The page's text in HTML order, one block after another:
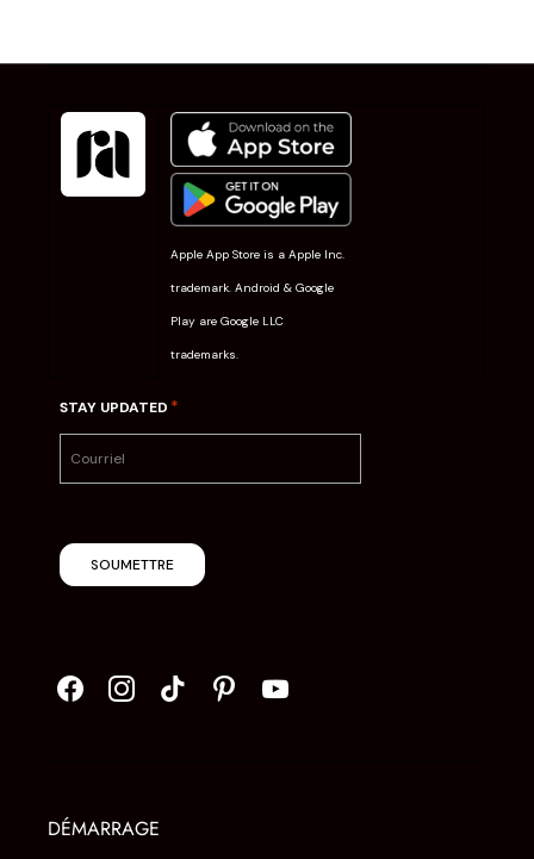
Apple App Store is a Apple Inc.
trademark. Android & Google
Play are Google LLC
trademarks.
STAY UPDATED *
SOUMETTRE
DÉMARRAGE